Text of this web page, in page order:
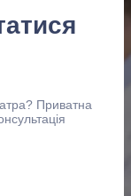
Приватна